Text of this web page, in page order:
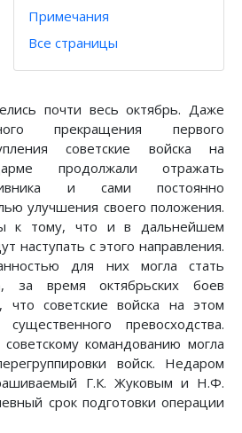
Примечания
Все страницы
почти весь октябрь. Даже
прекращения первого
советские войска на
продолжали отражать
и сами постоянно
улучшения своего положения.
к тому, что и в дальнейшем
наступать с этого направления.
для них могла стать
за время октябрьских боев
что советские войска на этом
превосходства.
командованию могла
войск. Недаром
Г.К. Жуковым и Н.Ф.
срок подготовки операции